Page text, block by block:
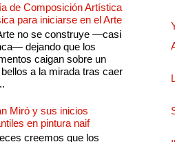
de Composición Artística
para iniciarse en el Arte
no se construye —casi
dejando que los
caigan sobre un
a la mirada tras caer
Miró y sus inicios
en pintura naif
creemos que los